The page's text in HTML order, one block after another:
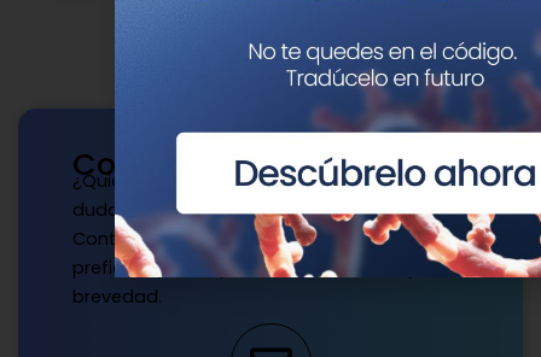
Contacto
¿Quieres publicar con nosotros? ¿Tienes
dudas?
Contacta con nosotros de la manera que
prefieras y te responderemos a la mayor
brevedad.